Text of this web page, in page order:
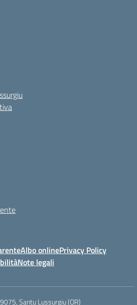
Albo onlinePrivacy Policy
Note legali
Santu Lussurgiu (OR)